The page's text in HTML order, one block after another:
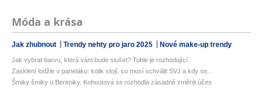
Móda a krása
Jak zhubnout Trendy nehty pro jaro 2025 Nové make-up trendy
Jak vybrat barvu, která vám bude slušet? Tohle je rozhodující
Zasklení lodžie v paneláku: kolik stojí, co musí schválit SVJ a kdy se...
Šmiky šmiky u Bereniky. Kohoutová se rozhodla zásadně změnit účes